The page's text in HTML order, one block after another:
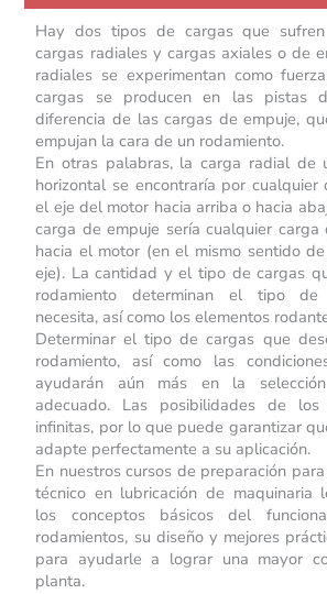
Hay dos tipos de cargas que sufren
cargas radiales y cargas axiales o de
radiales se experimentan como
cargas se producen en las pistas
diferencia de las cargas de empuje,
empujan la cara de un rodamiento.
En otras palabras, la carga radial de
horizontal se encontraría por cualquier
el eje del motor hacia arriba o hacia
carga de empuje sería cualquier carga
hacia el motor (en el mismo sentido
eje). La cantidad y el tipo de cargas
rodamiento determinan el tipo de
necesita, así como los elementos
Determinar el tipo de cargas que
rodamiento, así como las
ayudarán aún más en la
adecuado. Las posibilidades de los
infinitas, por lo que puede garantizar
adapte perfectamente a su aplicación.
En nuestros cursos de preparación
técnico en lubricación de maquinaria
los conceptos básicos del
rodamientos, su diseño y mejores
para ayudarle a lograr una mayor
planta.